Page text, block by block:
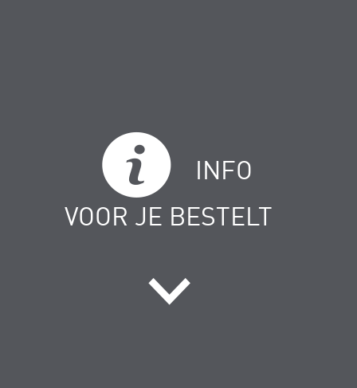
INFO
VOOR JE BESTELT